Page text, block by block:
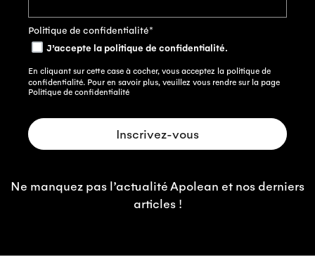
Politique de confidentialité*
J’accepte la politique de confidentialité.
En cliquant sur cette case à cocher, vous acceptez la politique de
confidentialité. Pour en savoir plus, veuillez vous rendre sur la page
Politique de confidentialité
Ne manquez pas l’actualité Apolean et nos derniers
articles !